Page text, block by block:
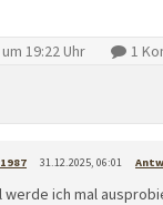
19:22 Uhr 1
31.12.2025, 06:01
werde ich mal